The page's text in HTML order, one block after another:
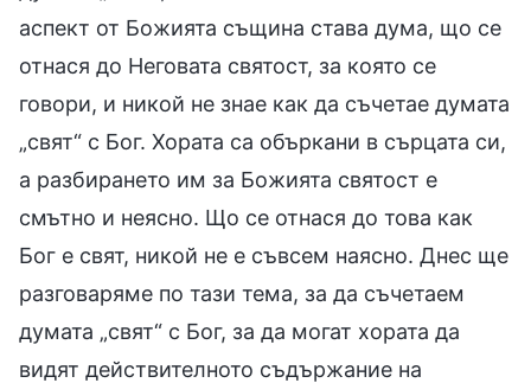
аспект от Божията същина става дума, що се
отнася до Неговата святост, за която се
говори, и никой не знае как да съчетае думата
„свят“ с Бог. Хората са объркани в сърцата си,
а разбирането им за Божията святост е
смътно и неясно. Що се отнася до това как
Бог е свят, никой не е съвсем наясно. Днес ще
разговаряме по тази тема, за да съчетаем
думата „свят“ с Бог, за да могат хората да
видят действителното съдържание на